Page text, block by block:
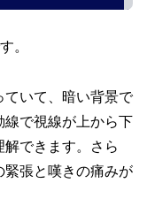
。
ていて、暗い背景で
線で視線が上から下
できます。さら
緊張と嘆きの痛みが